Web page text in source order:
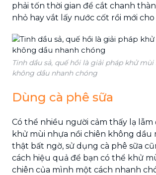
phải tốn thời gian để cắt chanh
nhỏ hay vắt lấy nước cốt rồi mới cho
Tinh dầu sả, quế hồi là giải pháp khử
không dầu nhanh chóng
Dùng cà phê sữa
Có thể nhiều người cảm thấy lạ lẫm
khử mùi nhựa nồi chiên không dầu
thật bất ngờ, sử dụng cà phê sữa
cách hiệu quả để bạn có thể khử
chiên của mình một cách nhanh